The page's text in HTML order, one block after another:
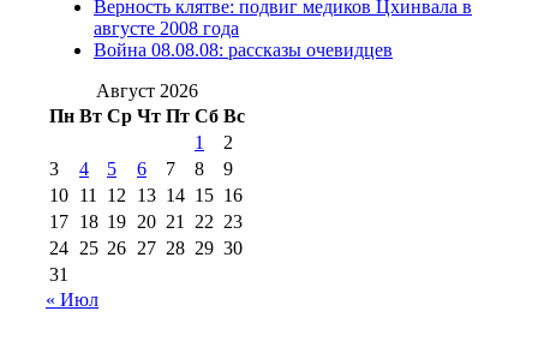
августа 2012 г(14)
2017 г(9)
№99 4 августа
2016 г(12) №99 8 июля 2014 г
августа 2012 г(11)
августа 2013 г
(12)
Верность клятве: подвиг медиков Цхинвала в
августе 2008 года
Война 08.08.08: рассказы очевидцев
Август 2026
Пн Вт Ср Чт Пт Сб Вс
1
2
3
4 5 6 7 8
9
10 11 12 13 14 15 16
17 18 19 20 21 22 23
24 25 26 27 28 29 30
31
« Июл